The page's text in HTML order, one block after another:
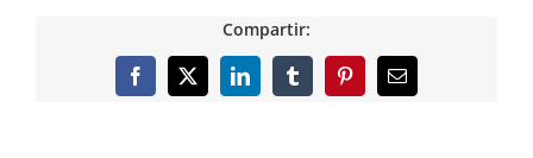
Compartir:
Facebook
X LinkedInTumblrPinterestCorreo
electrónico